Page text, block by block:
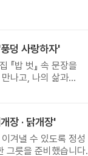
덩 사랑하자'
『밥 벗』 속 문장을
나고, 나의 삶과
장 · 닭개장'
겨낼 수 있도록 정성
그릇을 준비했습니다.